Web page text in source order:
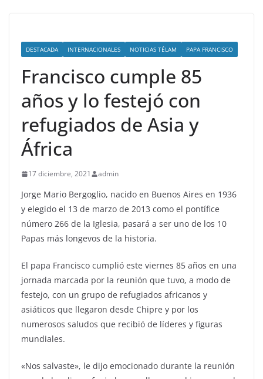
DESTACADA INTERNACIONALES NOTICIAS TÉLAM PAPA FRANCISCO
Francisco cumple 85
años y lo festejó con
refugiados de Asia y
África
17 diciembre, 2021 admin
Jorge Mario Bergoglio, nacido en Buenos Aires en 1936
y elegido el 13 de marzo de 2013 como el pontífice
número 266 de la Iglesia, pasará a ser uno de los 10
Papas más longevos de la historia.
El papa Francisco cumplió este viernes 85 años en una
jornada marcada por la reunión que tuvo, a modo de
festejo, con un grupo de refugiados africanos y
asiáticos que llegaron desde Chipre y por los
numerosos saludos que recibió de líderes y figuras
mundiales.
«Nos salvaste», le dijo emocionado durante la reunión